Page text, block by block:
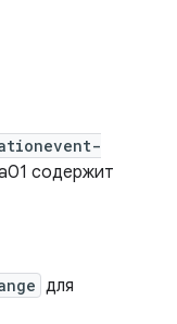
содержит
для